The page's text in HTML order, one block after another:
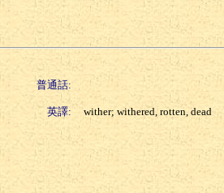
普通話:
英譯: wither; withered, rotten, dead